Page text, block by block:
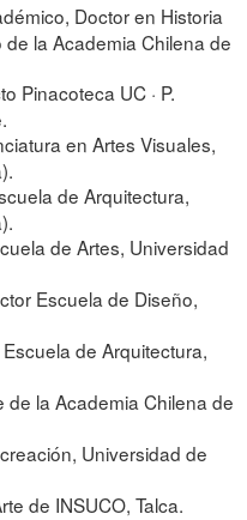
Doctor en Historia
la Academia Chilena de
Pinacoteca UC · P.
en Artes Visuales,
de Arquitectura,
de Artes, Universidad
Escuela de Diseño,
de Arquitectura,
de la Academia Chilena de
Universidad de
de INSUCO, Talca.